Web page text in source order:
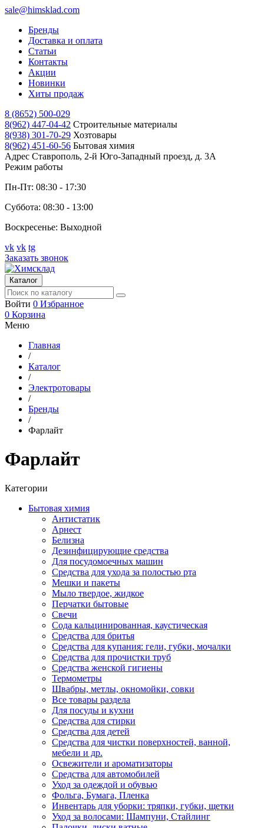
sale@himsklad.com
Бренды
Доставка и оплата
Статьи
Контакты
Акции
Новинки
Хиты продаж
8 (8652) 500-029
8(962) 447-04-42 Строительные материалы
8(938) 301-70-29 Хозтовары
8(962) 451-60-56 Бытовая химия
Адрес Ставрополь, 2-й Юго-Западный проезд, д. 3А
Режим работы
Пн-Пт: 08:30 - 17:30
Суббота: 08:30 - 13:00
Воскресенье: Выходной
vk vk tg
Заказать звонок
Каталог
Войти 0 Избранное
0 Корзина
Меню
Главная
/
Каталог
/
Электротовары
/
Бренды
/
Фарлайт
Фарлайт
Категории
Бытовая химия
Антистатик
Арнест
Белизна
Дезинфицирующие средства
Для посудомоечных машин
Средства для ухода за полостью рта
Мешки и пакеты
Мыло твердое, жидкое
Перчатки бытовые
Свечи
Сода кальцинированная, каустическая
Средства для бритья
Средства для купания: гели, губки, мочалки
Средства для прочистки труб
Средства женской гигиены
Термометры
Швабры, метлы, окномойки, совки
Все товары раздела
Для посуды и кухни
Средства для стирки
Средства для детей
Средства для чистки поверхностей, ванной,
мебели и др.
Освежители и ароматизаторы
Средства для автомобилей
Уход за одеждой и обувью
Фольга, Бумага, Пленка
Инвентарь для уборки: тряпки, губки, щетки
Уход за волосами: Шампуни, Стайлинг